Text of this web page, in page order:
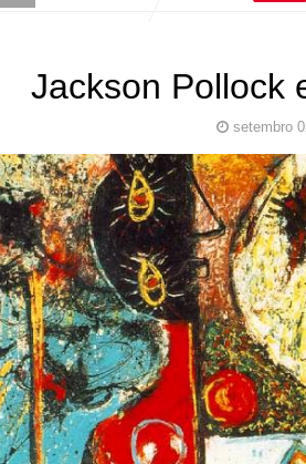
Jackson Pollock
setembro